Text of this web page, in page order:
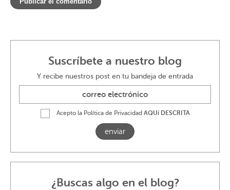
Suscríbete a nuestro blog
Y recibe nuestros post en tu bandeja de entrada
Acepto la Política de Privacidad AQUí DESCRITA
enviar
¿Buscas algo en el blog?